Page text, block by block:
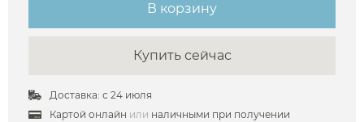
В корзину
Купить сейчас
Доставка: с 24 июля
Картой онлайн или наличными при получении